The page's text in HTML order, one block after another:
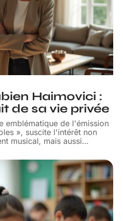
Haimovici :
de sa vie privée
emblématique de l'émission
», suscite l'intérêt non
musical, mais aussi…